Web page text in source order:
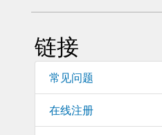
链接
常见问题
在线注册